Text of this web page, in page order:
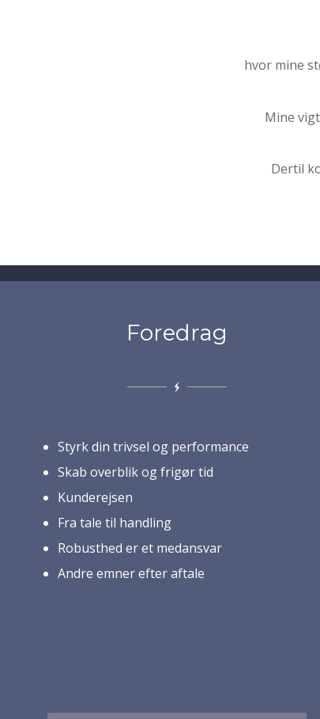
hvor mine
Mine
Dertil
Foredrag
Styrk din trivsel og performance
Skab overblik og frigør tid
Kunderejsen
Fra tale til handling
Robusthed er et medansvar
Andre emner efter aftale